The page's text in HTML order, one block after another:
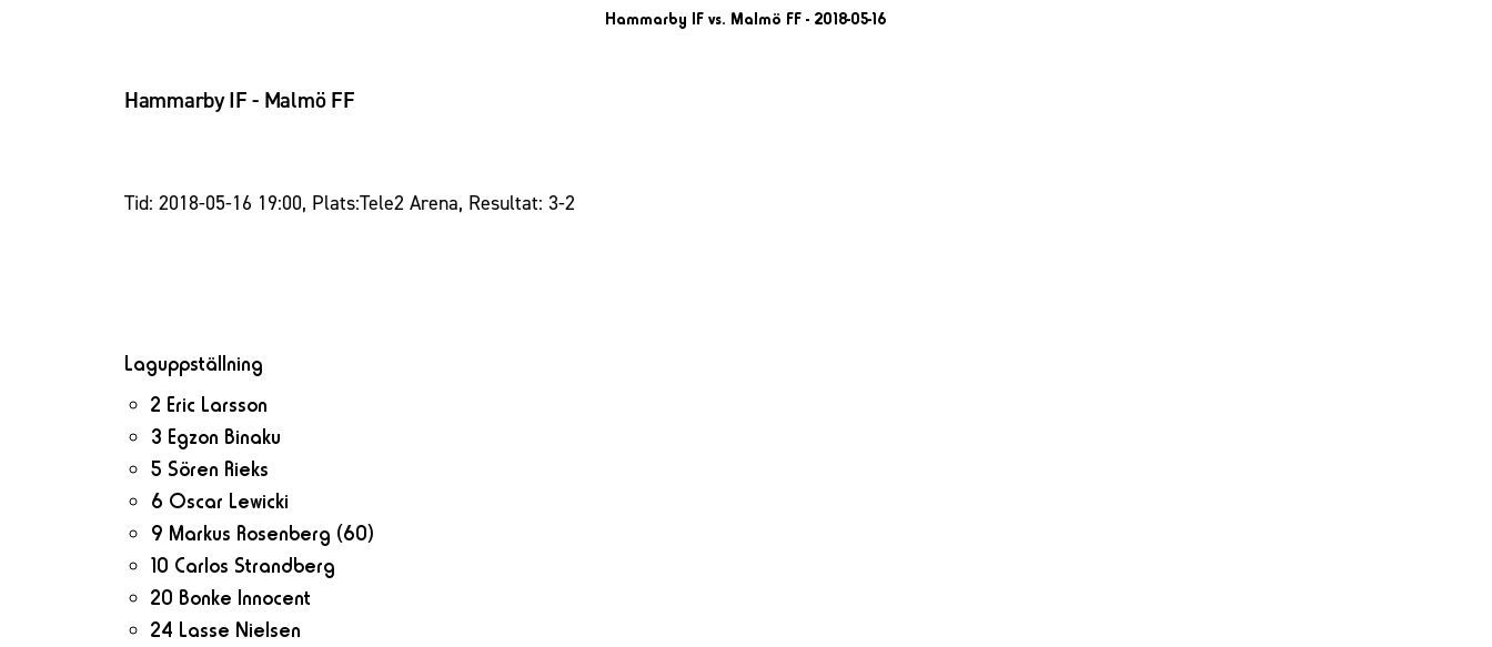
Hammarby IF vs. Malmö FF - 2018-05-16
Hammarby IF - Malmö FF
Tid: 2018-05-16 19:00, Plats:Tele2 Arena, Resultat: 3-2
Laguppställning
2 Eric Larsson
3 Egzon Binaku
5 Sören Rieks
6 Oscar Lewicki
9 Markus Rosenberg (60)
10 Carlos Strandberg
20 Bonke Innocent
24 Lasse Nielsen